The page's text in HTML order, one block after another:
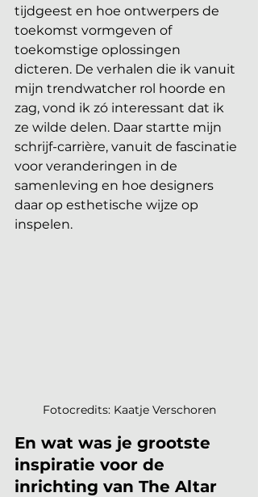
tijdgeest en hoe ontwerpers de
toekomst vormgeven of
toekomstige oplossingen
dicteren. De verhalen die ik vanuit
mijn trendwatcher rol hoorde en
zag, vond ik zó interessant dat ik
ze wilde delen. Daar startte mijn
schrijf-carrière, vanuit de fascinatie
voor veranderingen in de
samenleving en hoe designers
daar op esthetische wijze op
inspelen.
Fotocredits: Kaatje Verschoren
En wat was je grootste
inspiratie voor de
inrichting van The Altar